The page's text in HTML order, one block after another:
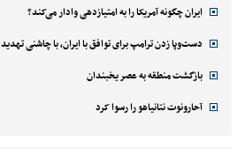
ایران چگونه آمریکا را به امتیازدهی وادار می‌کند؟
دست‌وپا زدن ترامپ برای توافق با ایران، با چاشنی تهدید
بازگشت منطقه به عصر یخبندان
آحارونوت نتانیاهو را رسوا کرد